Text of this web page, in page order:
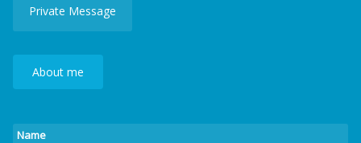
Private Message
About me
Name